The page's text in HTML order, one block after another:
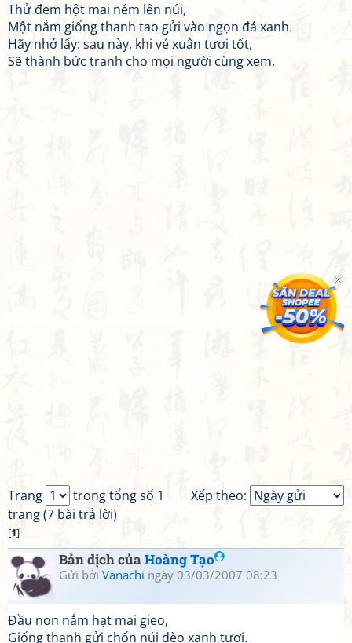
Thử đem hột mai ném lên núi,
Một nắm giống thanh tao gửi vào ngọn đá xanh.
Hãy nhớ lấy: sau này, khi vẻ xuân tươi tốt,
Sẽ thành bức tranh cho mọi người cùng xem.
Xếp theo:
Trang
trong tổng số 1
trang (7 bài trả lời)
[1]
Bản dịch củaHoàng Tạo
Gửi bởi Vanachi ngày 03/03/2007 08:23
Đầu non nắm hạt mai gieo,
Giống thanh gửi chốn núi đèo xanh tươi.